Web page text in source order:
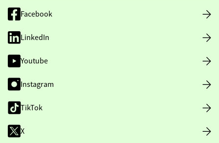
Facebook
LinkedIn
Youtube
Instagram
TikTok
X